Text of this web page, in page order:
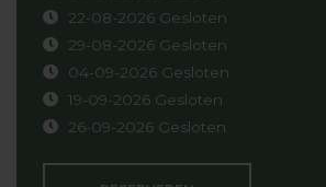
22-08-2026 Gesloten
29-08-2026 Gesloten
04-09-2026 Gesloten
19-09-2026 Gesloten
26-09-2026 Gesloten